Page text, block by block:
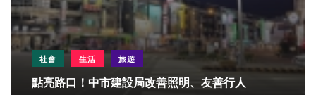
社會 生活 旅遊
點亮路口！中市建設局改善照明、友善行人